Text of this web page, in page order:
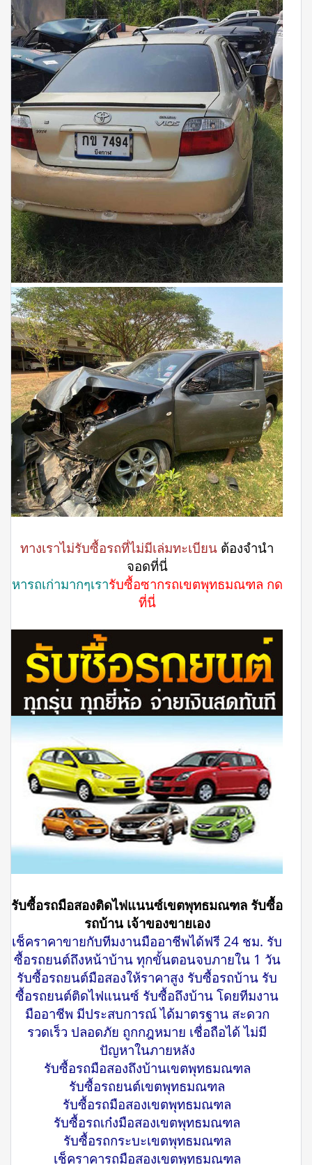
ทางเราไม่รับซื้อรถที่ไม่มีเล่มทะเบียน ต้องจำนำ
จอดที่นี่
หารถเก่ามากๆเรารับซื้อซากรถเขตพุทธมณฑล กด
ที่นี่
รับซื้อรถมือสองติดไฟแนนซ์เขตพุทธมณฑล รับซื้อ
รถบ้าน เจ้าของขายเอง
เช็คราคาขายกับทีมงานมืออาชีพได้ฟรี 24 ชม. รับ
ซื้อรถยนต์ถึงหน้าบ้าน ทุกขั้นตอนจบภายใน 1 วัน
รับซื้อรถยนต์มือสองให้ราคาสูง รับซื้อรถบ้าน รับ
ซื้อรถยนต์ติดไฟแนนซ์ รับซื้อถึงบ้าน โดยทีมงาน
มืออาชีพ มีประสบการณ์ ได้มาตรฐาน สะดวก
รวดเร็ว ปลอดภัย ถูกกฎหมาย เชื่อถือได้ ไม่มี
ปัญหาในภายหลัง
รับซื้อรถมือสองถึงบ้านเขตพุทธมณฑล
รับซื้อรถยนต์เขตพุทธมณฑล
รับซื้อรถมือสองเขตพุทธมณฑล
รับซื้อรถเก๋งมือสองเขตพุทธมณฑล
รับซื้อรถกระบะเขตพุทธมณฑล
เช็คราคารถมือสองเขตพุทธมณฑล